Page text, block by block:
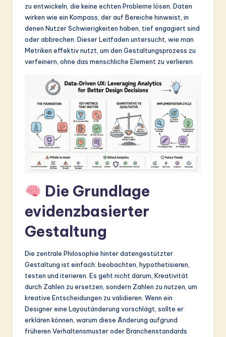
o
ft
w
ti
zu entwickeln, die keine echten Probleme lösen. Daten
wirken wie ein Kompass, der auf Bereiche hinweist, in
denen Nutzer Schwierigkeiten haben, tief engagiert sind
oder abbrechen. Dieser Leitfaden untersucht, wie man
Metriken effektiv nutzt, um den Gestaltungsprozess zu
verfeinern, ohne das menschliche Element zu verlieren.
Die Grundlage
evidenzbasierter
Gestaltung
Die zentrale Philosophie hinter datengestützter
Gestaltung ist einfach: beobachten, hypothetisieren,
testen und iterieren. Es geht nicht darum, Kreativität
durch Zahlen zu ersetzen, sondern Zahlen zu nutzen, um
kreative Entscheidungen zu validieren. Wenn ein
Designer eine Layoutänderung vorschlägt, sollte er
erklären können, warum diese Änderung aufgrund
früheren Verhaltensmuster oder Branchenstandards